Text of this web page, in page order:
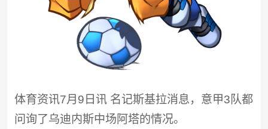
体育资讯7月9日讯 名记斯基拉消息，意甲3队都
问询了乌迪内斯中场阿塔的情况。